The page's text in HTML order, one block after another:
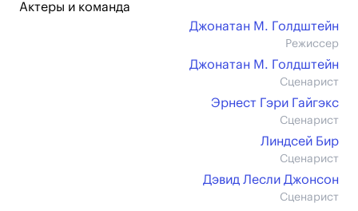
Актеры и команда
Джонатан М. Голдштейн
Режиссер
Джонатан М. Голдштейн
Сценарист
Эрнест Гэри Гайгэкс
Сценарист
Линдсей Бир
Сценарист
Дэвид Лесли Джонсон
Сценарист